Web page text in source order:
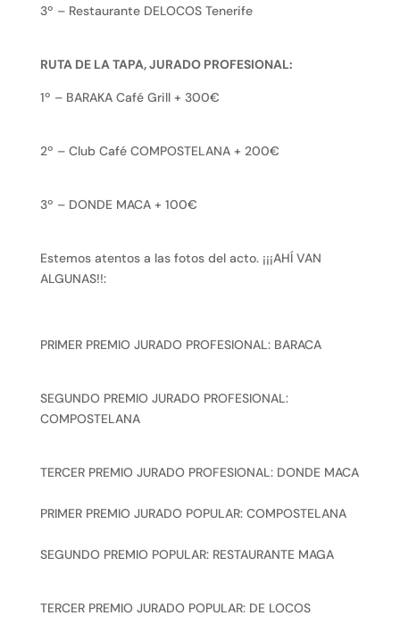
3º – Restaurante DELOCOS Tenerife
RUTA DE LA TAPA, JURADO PROFESIONAL:
1º – BARAKA Café Grill + 300€
2º – Club Café COMPOSTELANA + 200€
3º – DONDE MACA + 100€
Estemos atentos a las fotos del acto. ¡¡¡AHÍ VAN
ALGUNAS!!:
PRIMER PREMIO JURADO PROFESIONAL: BARACA
SEGUNDO PREMIO JURADO PROFESIONAL:
COMPOSTELANA
TERCER PREMIO JURADO PROFESIONAL: DONDE MACA
PRIMER PREMIO JURADO POPULAR: COMPOSTELANA
SEGUNDO PREMIO POPULAR: RESTAURANTE MAGA
TERCER PREMIO JURADO POPULAR: DE LOCOS